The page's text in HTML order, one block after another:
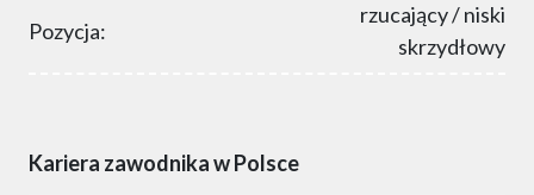
Pozycja:
rzucający / niski
skrzydłowy
Kariera zawodnika w Polsce